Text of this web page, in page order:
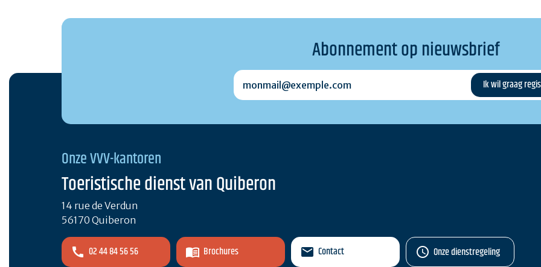
Abonnement op nieuwsbrief
monmail@exemple.com
Onze VVV-kantoren
Toeristische dienst van Quiberon
14 rue de Verdun
56170 Quiberon
02 44 84 56 56 Brochures Contact Onze dienstregeling